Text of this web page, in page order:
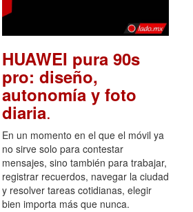
HUAWEI pura 90s
pro: diseño,
autonomía y foto
diaria.
En un momento en el que el móvil ya
no sirve solo para contestar
mensajes, sino también para trabajar,
registrar recuerdos, navegar la ciudad
y resolver tareas cotidianas, elegir
bien importa más que nunca.